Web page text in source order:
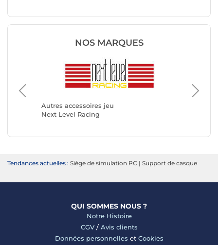
NOS MARQUES
Autres accessoires jeu
Next Level Racing
Autres
OPLITE
Tendances actuelles : Siège de simulation PC | Support de casque
QUI SOMMES NOUS ?
Notre Histoire
CGV/ Avis clients
Données personnelles et Cookies